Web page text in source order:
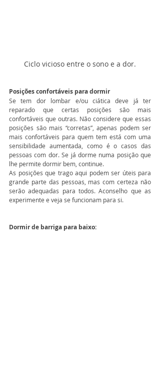
Ciclo vicioso entre o sono e a dor.
Posições confortáveis para dormir
Se tem dor lombar e/ou ciática deve já ter
reparado que certas posições são mais
confortáveis que outras. Não considere que essas
posições são mais “corretas”, apenas podem ser
mais confortáveis para quem tem está com uma
sensibilidade aumentada, como é o casos das
pessoas com dor. Se já dorme numa posição que
lhe permite dormir bem, continue.
As posições que trago aqui podem ser úteis para
grande parte das pessoas, mas com certeza não
serão adequadas para todos. Aconselho que as
experimente e veja se funcionam para si.
Dormir de barriga para baixo: